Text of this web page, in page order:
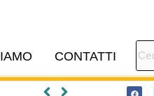
CONTATTI